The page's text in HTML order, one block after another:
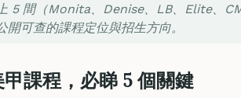
5 間（Monita、Denise、LB、Elite、
開可查的課程定位與招生方向。
課程，必睇 5 個關鍵